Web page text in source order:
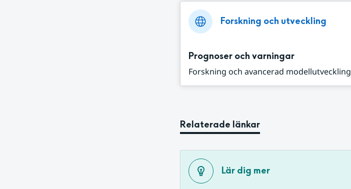
Forskning och utveckling
Prognoser och varningar
Forskning och avancerad
Relaterade länkar
Lär dig mer